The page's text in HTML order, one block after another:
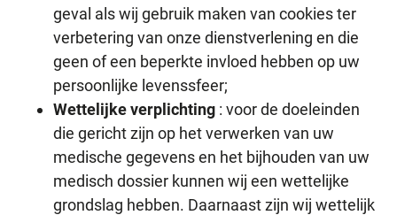
geval als wij gebruik maken van cookies ter
verbetering van onze dienstverlening en die
geen of een beperkte invloed hebben op uw
persoonlijke levenssfeer;
Wettelijke verplichting : voor de doeleinden
die gericht zijn op het verwerken van uw
medische gegevens en het bijhouden van uw
medisch dossier kunnen wij een wettelijke
grondslag hebben. Daarnaast zijn wij wettelijk